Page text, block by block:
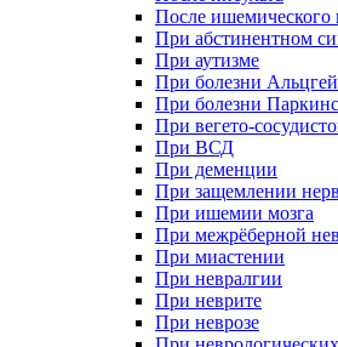
После ишемического
При абстинентном
При аутизме
При болезни
При болезни
При вегето-
При ВСД
При деменции
При защемлении
При ишемии мозга
При межрёберной
При миастении
При невралгии
При неврите
При неврозе